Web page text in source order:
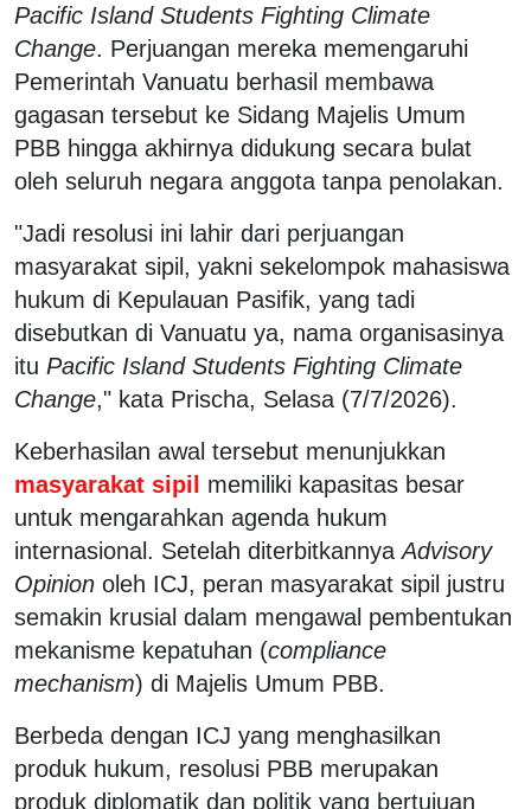
Pacific Island Students Fighting Climate
Change. Perjuangan mereka memengaruhi
Pemerintah Vanuatu berhasil membawa
gagasan tersebut ke Sidang Majelis Umum
PBB hingga akhirnya didukung secara bulat
oleh seluruh negara anggota tanpa penolakan.
"Jadi resolusi ini lahir dari perjuangan
masyarakat sipil, yakni sekelompok mahasiswa
hukum di Kepulauan Pasifik, yang tadi
disebutkan di Vanuatu ya, nama organisasinya
itu Pacific Island Students Fighting Climate
Change," kata Prischa, Selasa (7/7/2026).
Keberhasilan awal tersebut menunjukkan
masyarakat sipil memiliki kapasitas besar
untuk mengarahkan agenda hukum
internasional. Setelah diterbitkannyaAdvisory
Opinion oleh ICJ, peran masyarakat sipil justru
semakin krusial dalam mengawal pembentukan
mekanisme kepatuhan (compliance
mechanism) di Majelis Umum PBB.
Berbeda dengan ICJ yang menghasilkan
produk hukum, resolusi PBB merupakan
produk diplomatik dan politik yang bertujuan